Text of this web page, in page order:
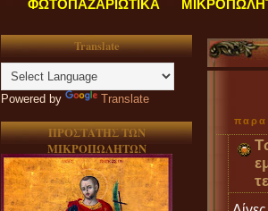
ΦΩΤΟΠΑΖΑΡΙΩΤΙΚΑ
Translate
Powered by Translate
ΠΡΟΣΤΑΤΗΣ ΤΩΝ
ΜΙΚΡΟΠΩΛΗΤΩΝ